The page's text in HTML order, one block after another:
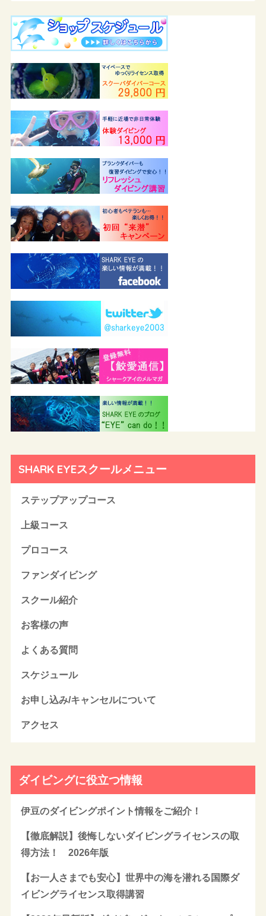
SHARK EYEスクールメニュー
ステップアップコース
上級コース
プロコース
ファンダイビング
スクール紹介
お客様の声
よくある質問
スケジュール
お申し込み/キャンセルについて
アクセス
ダイビングに役立つ情報
伊豆のダイビングポイント情報をご紹介！
【徹底解説】後悔しないダイビングライセンスの取
得方法！ 2026年版
【お一人さまでも安心】世界中の海を潜れる国際ダ
イビングライセンス取得講習